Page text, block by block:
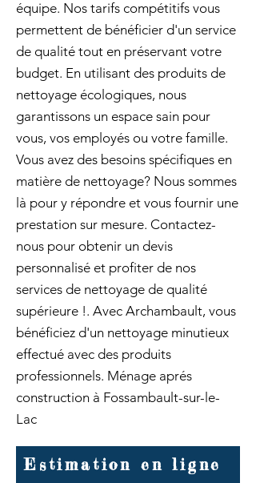
équipe. Nos tarifs compétitifs vous
permettent de bénéficier d'un service
de qualité tout en préservant votre
budget. En utilisant des produits de
nettoyage écologiques, nous
garantissons un espace sain pour
vous, vos employés ou votre famille.
Vous avez des besoins spécifiques en
matière de nettoyage? Nous sommes
là pour y répondre et vous fournir une
prestation sur mesure. Contactez-
nous pour obtenir un devis
personnalisé et profiter de nos
services de nettoyage de qualité
supérieure !. Avec Archambault, vous
bénéficiez d'un nettoyage minutieux
effectué avec des produits
professionnels. Ménage aprés
construction à Fossambault-sur-le-
Lac
Estimation en ligne